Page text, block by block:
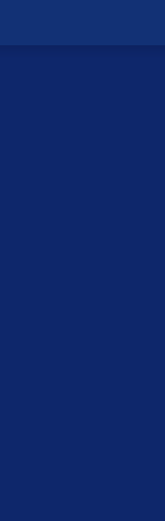
okně